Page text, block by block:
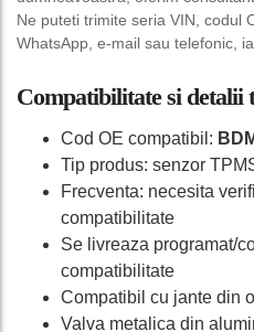
Ne puteti trimite seria VIN, codul
WhatsApp, e-mail sau telefonic,
Compatibilitate si detalii
Cod OE compatibil:
Tip produs: senzor
Frecventa: necesita
compatibilitate
Se livreaza programat/
compatibilitate
Compatibil cu jante din
Valva metalica din